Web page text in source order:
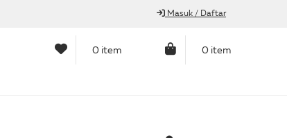
Masuk / Daftar
0 item 0 item